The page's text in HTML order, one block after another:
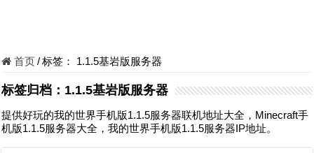
首页/标签： 1.1.5基岩版服务器
标签归档： 1.1.5基岩版服务器
提供好玩的我的世界手机版1.1.5服务器联机地址大全，Minecraft手
机版1.1.5服务器大全，我的世界手机版1.1.5服务器IP地址。